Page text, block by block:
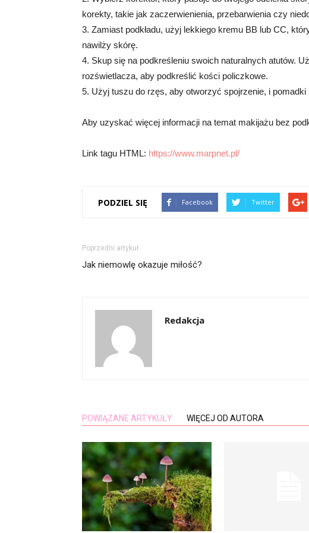
korekty, takie jak zaczerwienienia, przebarwienia czy
3. Zamiast podkładu, użyj lekkiego kremu BB lub CC,
nawilży skórę.
4. Skup się na podkreśleniu swoich naturalnych atutów.
rozświetlacza, aby podkreślić kości policzkowe.
5. Użyj tuszu do rzęs, aby otworzyć spojrzenie, i
Aby uzyskać więcej informacji na temat makijażu bez
Link tagu HTML: https://www.marpnet.pl/
PODZIEL SIĘ Facebook Twitter
Poprzedni artykuł
Jak niemowlę okazuje miłość?
Redakcja
POWIĄZANE ARTYKUŁY WIĘCEJ OD AUTORA